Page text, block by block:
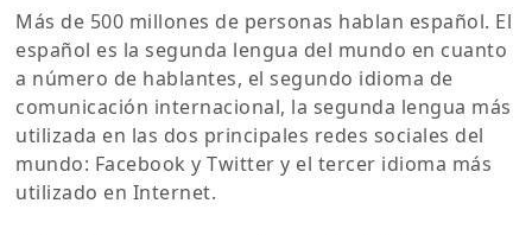
Más de 500 millones de personas hablan español. El
español es la segunda lengua del mundo en cuanto
a número de hablantes, el segundo idioma de
comunicación internacional, la segunda lengua más
utilizada en las dos principales redes sociales del
mundo: Facebook y Twitter y el tercer idioma más
utilizado en Internet.